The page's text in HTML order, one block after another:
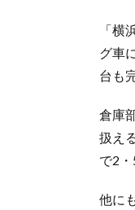
「
グ車
台も
倉庫
扱え
で2
他に